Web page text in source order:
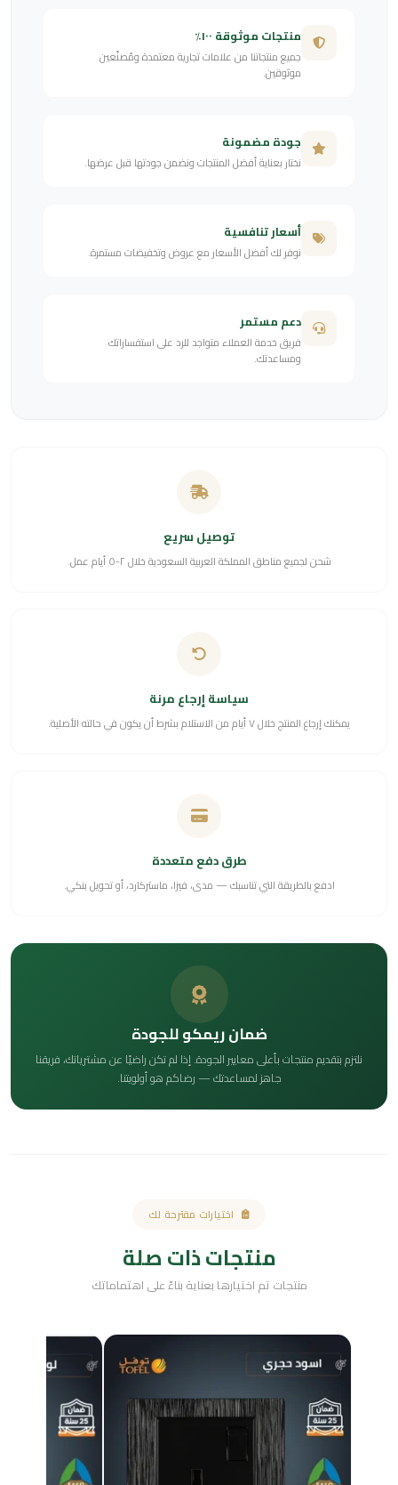
منتجات موثوقة ١٠٠٪
جميع منتجاتنا من علامات تجارية معتمدة ومُصنّعين
موثوقين.
جودة مضمونة
نختار بعناية أفضل المنتجات ونضمن جودتها قبل عرضها.
أسعار تنافسية
نوفر لك أفضل الأسعار مع عروض وتخفيضات مستمرة.
دعم مستمر
فريق خدمة العملاء متواجد للرد على استفساراتك
ومساعدتك.
توصيل سريع
شحن لجميع مناطق المملكة العربية السعودية خلال ٢-٥ أيام عمل.
سياسة إرجاع مرنة
يمكنك إرجاع المنتج خلال ٧ أيام من الاستلام بشرط أن يكون في حالته الأصلية.
طرق دفع متعددة
ادفع بالطريقة التي تناسبك — مدى، فيزا، ماستركارد، أو تحويل بنكي.
ضمان ريمكو للجودة
نلتزم بتقديم منتجات بأعلى معايير الجودة. إذا لم تكن راضيًا عن مشترياتك، فريقنا
جاهز لمساعدتك — رضاكم هو أولويتنا.
اختيارات مقترحة لك
منتجات ذات صلة
منتجات تم اختيارها بعناية بناءً على اهتماماتك